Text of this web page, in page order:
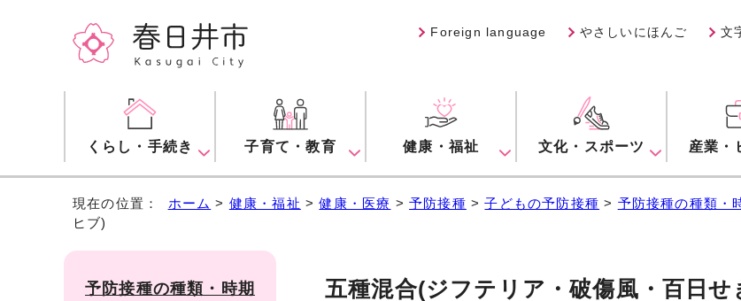
Foreign language やさしいにほんご 文
くらし・手続き 子育て・教育 健康・福祉 文化・スポーツ 産業・
現在の位置： ホーム > 健康・福祉 >健康・医療 >予防接種 >子どもの予防接種 > 予防接種の種類・
ヒブ)
五種混合(ジフテリア・破傷風・百日
予防接種の種類・時期